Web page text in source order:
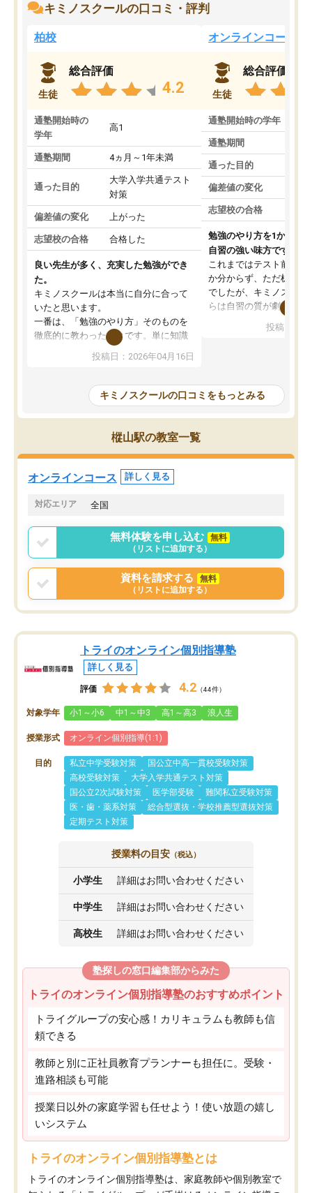
キミノスクールの口コミ・評判
柏校
生徒
総合評価
4.2
通塾開始時の
学年
高1
通塾期間 4ヵ月～1年未満
通った目的
大学入学共通テスト
対策
偏差値の変化 上がった
志望校の合格 合格した
良い先生が多く、充実した勉強ができ
た。
キミノスクールは本当に自分に合って
いたと思います。
一番は、「勉強のやり方」そのものを
徹底的に教わったことです。単に知識
を詰め込むのではなく、自学自習の習
慣が身につくよう並走してくれるの
はなくなりました。
講師の方との距離も近く、親身なコー
チングのおかげで、停滞期もモチベー
ションを維持できました。「やらされ
る勉強」から「目標のための勉強」へ
意識が変わったことが、目標校への合
投稿日：2026年04月16日
オンラインコース
生徒
総合評価
通塾開始時の学年
通塾期間
通った目的
偏差値の変化
志望校の合格
勉強のやり方を1から教
自習の強い味方です。
これまではテスト前に何
か分からず、ただ机に座
でしたが、キミノスクー
らは自習の質が劇的に変
を明確にしてくれるの
の仕方をコーチングして
ルなので、家での学習習
身につきました。結果と
た。自分から学ぶ姿勢を
投稿日：
キミノスクールの口コミをもっとみる
樅山駅の教室一覧
オンラインコース 詳しく見る
対応エリア 全国
無料体験を申し込む
無料
（リストに追加する）
資料を請求する
無料
（リストに追加する）
トライのオンライン個別指導塾
詳しく見る
評価 4.2 （44件）
対象学年 小1～小6 中1～中3 高1～高3 浪人生
授業形式 オンライン個別指導(1:1)
目的 私立中学受験対策
国公立中高一貫校受験対策
高校受験対策
大学入学共通テスト対策
国公立2次試験対策
医学部受験
難関私立受験対策
医・歯・薬系対策
総合型選抜・学校推薦型選抜対策
定期テスト対策
授業料の目安 （税込）
小学生 詳細はお問い合わせください
中学生 詳細はお問い合わせください
高校生 詳細はお問い合わせください
塾探しの窓口編集部からみた
トライのオンライン個別指導塾のおすすめポイント
トライグループの安心感！カリキュラムも教師も信
頼できる
教師と別に正社員教育プランナーも担任に。受験・
進路相談も可能
授業日以外の家庭学習も任せよう！使い放題の嬉し
いシステム
トライのオンライン個別指導塾とは
トライのオンライン個別指導塾は、家庭教師や個別教室で